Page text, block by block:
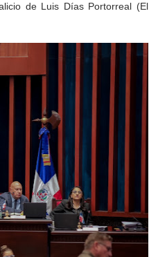
de Luis Días Portorreal (El